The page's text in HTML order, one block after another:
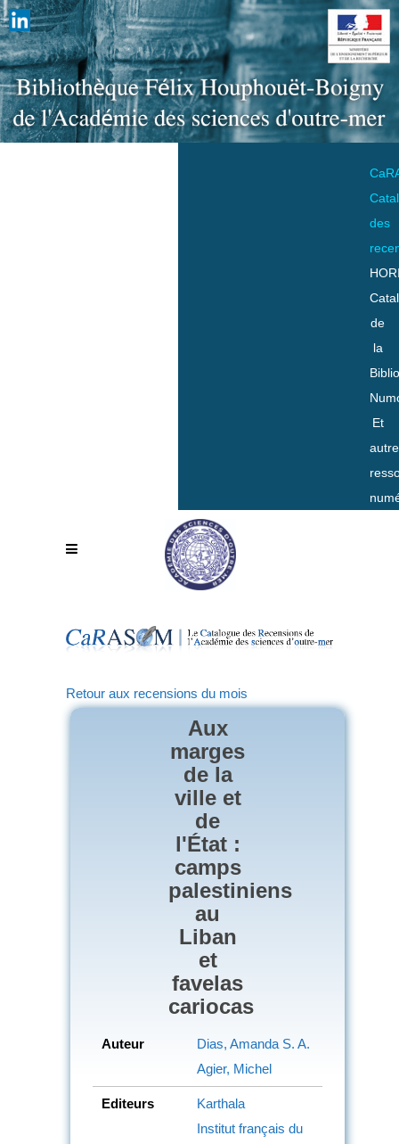
des
de
la
Et
Retour aux recensions du mois
Aux
marges
de la
ville et
de
l'État :
camps
palestiniens
au
Liban
et
favelas
cariocas
Auteur
Dias, Amanda S. A.
Agier, Michel
Editeurs
Karthala
Institut français du